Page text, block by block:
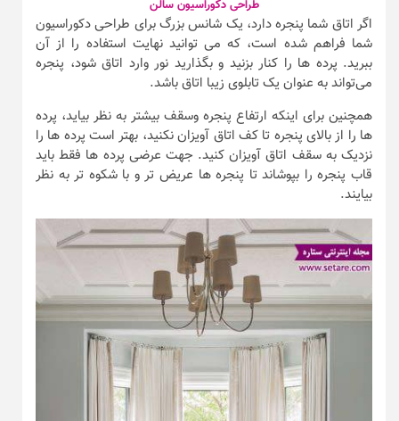
طراحی دکوراسیون سالن
اگر اتاق شما پنجره دارد، یک شانس بزرگ برای طراحی دکوراسیون
شما فراهم شده است، که می توانید نهایت استفاده را از آن
ببرید. پرده ها را کنار بزنید و بگذارید نور وارد اتاق شود، پنجره
می‌تواند به عنوان یک تابلوی زیبا اتاق باشد.
همچنین برای اینکه ارتفاع پنجره وسقف بیشتر به نظر بیاید، پرده
ها را از بالای پنجره تا کف اتاق آویزان نکنید، بهتر است پرده ها را
نزدیک به سقف اتاق آویزان کنید. جهت عرضی پرده ها فقط باید
قاب پنجره را بپوشاند تا پنجره ها عریض تر و با شکوه تر به نظر
بیایند.